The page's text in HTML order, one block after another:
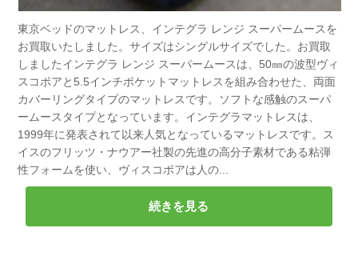
東京ベッドのマットレス、インテグラ レンジ スーパームースを
お買取いたしました。サイズはシングルサイズでした。お買取
しましたインテグラ レンジ スーパームースは、50㎜の波型ヴィ
スコポアと5.5インチポケットマットレスを組み合わせた、両面
カバーリングタイプのマットレスです。ソフトな感触のスーパ
ームースタイプとなっています。インテグラマットレスは、
1999年に発表されて以来人気となっているマットレスです。ス
イスのフリッツ・ナウアー社製の先進の高分子素材である粘弾
性フォームを使い、ヴィスコポアは人の...
続きを見る